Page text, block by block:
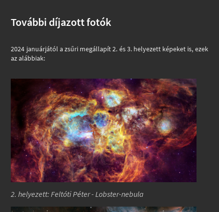
További díjazott fotók
2024 januárjától a zsűri megállapít 2. és 3. helyezett képeket is, ezek
az alábbiak:
2. helyezett: Feltóti Péter - Lobster-nebula